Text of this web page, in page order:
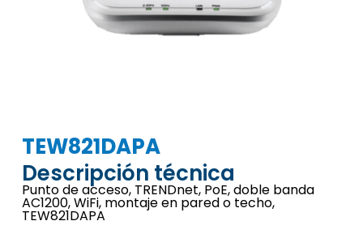
TEW821DAPA
Descripción técnica
Punto de acceso, TRENDnet, PoE, doble banda
AC1200, WiFi, montaje en pared o techo,
TEW821DAPA